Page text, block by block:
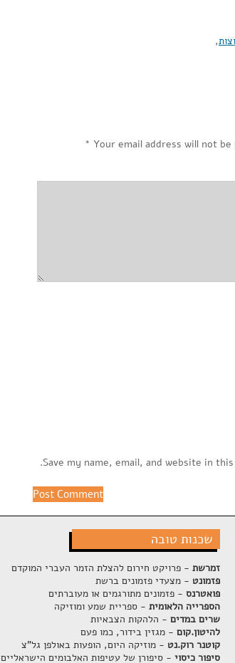
,
Your email address will not be
*
Save my name, email, and website in
שכנות טובה
זמרשת- פרויקט חירום להצלת הזמר העברי המוקדם
פזמונט - מצעדי פזמונים ברשת
פואטרנס- פזמונים מתורגמים או מעוברתים
הספרייה הלאומית- ספריית שמע ומוזיקה
שרים במדים- הלהקות הצבאיות
להיטון.קום- מגזין בידור, כמו פעם
קוטנר רוק.נט - מוזיקה היום, הופעות באולפן גל"צ
סיפור כיסוי- סיפורן של עטיפות האלבומים הישראליים